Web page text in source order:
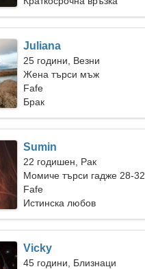
Juliana
25 години, Везни
Жена търси мъж
Fafe
Брак
Sumin
22 годишен, Рак
Момиче търси гадже 28-32
Fafe
Истинска любов
Vicky
45 години, Близнаци